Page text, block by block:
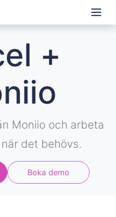
+
Moniio och arbeta
det behövs.
Boka demo